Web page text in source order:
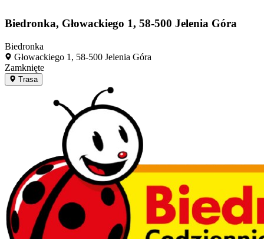
Biedronka, Głowackiego 1, 58-500 Jelenia Góra
Biedronka
Głowackiego 1, 58-500 Jelenia Góra
Zamknięte
Trasa